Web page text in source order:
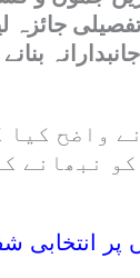
واضح
نبھانے